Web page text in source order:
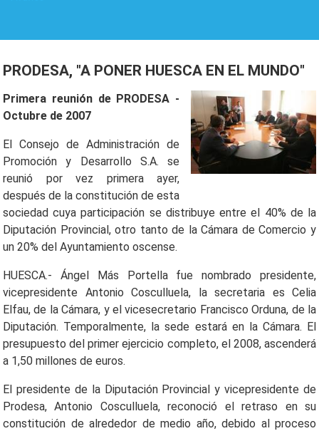
PRODESA, "A PONER HUESCA EN EL MUNDO"
Primera reunión de PRODESA -
Octubre de 2007
El Consejo de Administración de
Promoción y Desarrollo S.A. se
reunió por vez primera ayer,
después de la constitución de esta
sociedad cuya participación se distribuye entre el 40% de la
Diputación Provincial, otro tanto de la Cámara de Comercio y
un 20% del Ayuntamiento oscense.
HUESCA.- Ángel Más Portella fue nombrado presidente,
vicepresidente Antonio Cosculluela, la secretaria es Celia
Elfau, de la Cámara, y el vicesecretario Francisco Orduna, de la
Diputación. Temporalmente, la sede estará en la Cámara. El
presupuesto del primer ejercicio completo, el 2008, ascenderá
a 1,50 millones de euros.
El presidente de la Diputación Provincial y vicepresidente de
Prodesa, Antonio Cosculluela, reconoció el retraso en su
constitución de alrededor de medio año, debido al proceso